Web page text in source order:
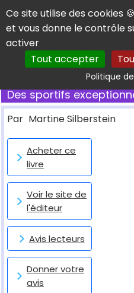
Panneau de gestion des
Ce site utilise des cookies 🍪
et vous donne le contrôle
activer
Tout accepter
Politique
Des sportifs
Par Martine Silberstein
Acheter ce
livre
Voir le site de
l'éditeur
Avis lecteurs
Donner votre
avis